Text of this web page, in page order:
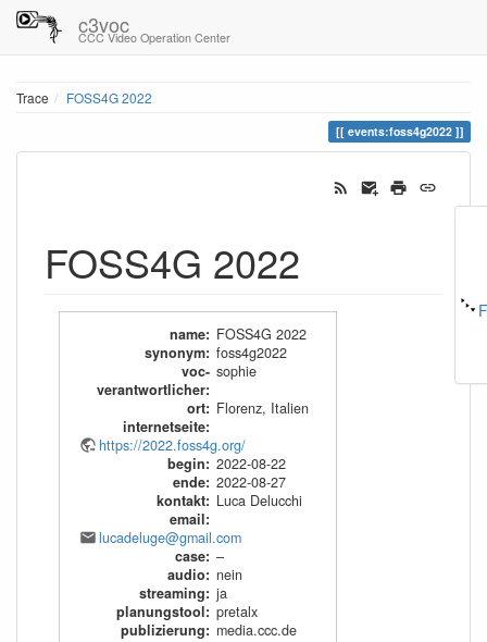
c3voc
CCC Video Operation Center
Trace FOSS4G 2022
events:foss4g2022
FOSS4G 2022
name: FOSS4G 2022
synonym: foss4g2022
voc-
verantwortlicher:
sophie
ort: Florenz, Italien
internetseite:
https://2022.foss4g.org/
begin: 2022-08-22
ende: 2022-08-27
kontakt: Luca Delucchi
email:
lucadeluge@gmail.com
case: –
audio: nein
streaming: ja
planungstool: pretalx
publizierung: media.ccc.de